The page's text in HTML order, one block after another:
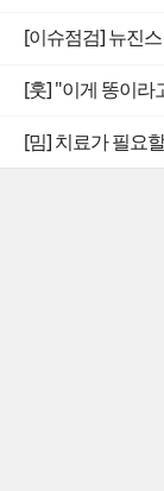
[밈] 치료가 필요